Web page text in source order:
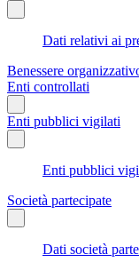
Dati relativi ai
Benessere
Enti controllati
Enti pubblici vigilati
Enti pubblici
Società partecipate
Dati società